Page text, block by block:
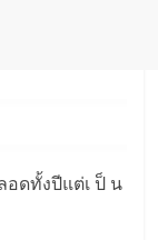
อดทั้งปีแต่เ ป็ น